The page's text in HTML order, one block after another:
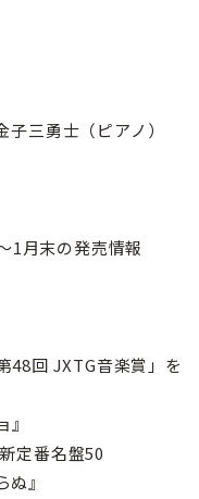
三勇士（ピアノ）
1月末の発売情報
回 JXTG音楽賞」を
定番名盤50
』